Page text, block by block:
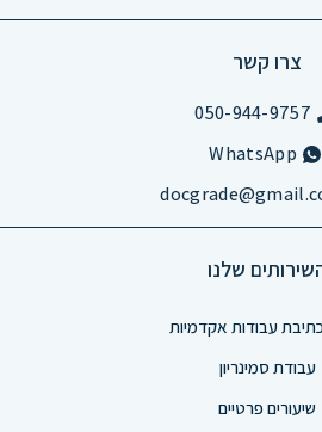
צרו קשר
050-944-9757
WhatsApp
שלנו
עבודות אקדמיות
עבודת סמינריון
שיעורים פרטיים